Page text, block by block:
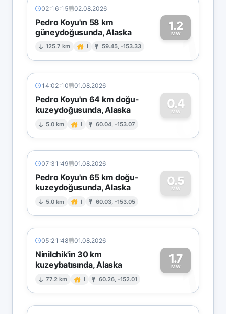
02:16:15 02.08.2026
Pedro Koyu'ın 58 km
güneydoğusunda, Alaska
125.7 km I 59.45, -153.33
1.2
MW1
14:02:10 01.08.2026
Pedro Koyu'ın 64 km doğu-
kuzeydoğusunda, Alaska
5.0 km I 60.04, -153.07
0.4
MW
0
07:31:49 01.08.2026
Pedro Koyu'ın 65 km doğu-
kuzeydoğusunda, Alaska
5.0 km I 60.03, -153.05
0.5
MW
0
05:21:48 01.08.2026
Ninilchik'in 30 km
kuzeybatısında, Alaska
77.2 km I 60.26, -152.01
1.7
MW1